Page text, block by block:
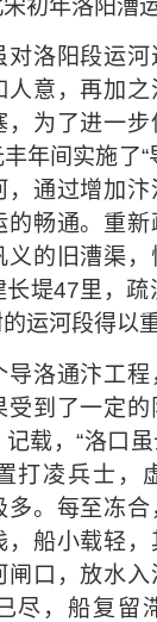
初年洛阳漕
洛阳段运河
人意，再加之
，为了进一
年间实施了“
，通过增加汴
的畅通。重
义的旧漕渠
长堤47里，
运河段得以
洛通汴工程
受到了一定
载，“洛口
打凌兵士，
多。每至冻合
，船小载轻，
闸口，放水
尽，船复留